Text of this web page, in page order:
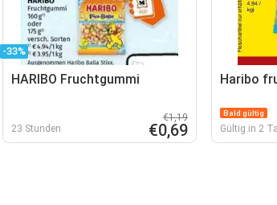
-33%
HARIBO Fruchtgummi
23 Stunden
€1,19
€0,69
Haribo
Bald gültig
Gültig in 2